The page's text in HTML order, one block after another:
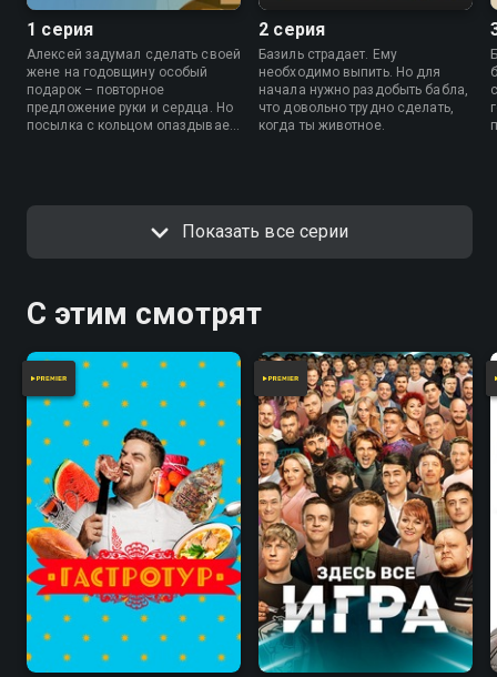
1 серия
Алексей задумал сделать своей
жене на годовщину особый
подарок – повторное
предложение руки и сердца. Но
посылка с кольцом опаздывает,
2 серия
Базиль страдает. Ему
необходимо выпить. Но для
начала нужно раздобыть бабла,
что довольно трудно сделать,
когда ты животное.
Показать все серии
С этим смотрят
7.8